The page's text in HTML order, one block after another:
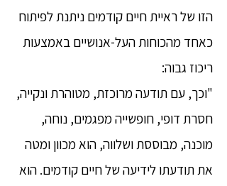
הזו של ראיית חיים קודמים ניתנת לפיתוח
כאחד מהכוחות העל-אנושיים באמצעות
ריכוז גבוה:
"וכך, עם תודעה מרוכזת, מטוהרת ונקייה,
חסרת דופי, חופשייה מפגמים, נוחה,
מוכנה, מבוססת ושלווה, הוא מכוון ומטה
את תודעתו לידיעה של חיים קודמים. הוא